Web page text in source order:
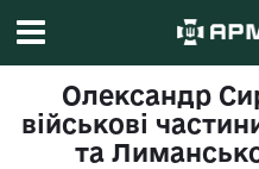
Олександр
військові
та